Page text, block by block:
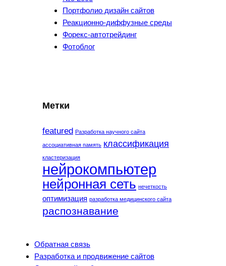
Портфолио дизайн сайтов
Реакционно-диффузные среды
Форекс-автотрейдинг
Фотоблог
Метки
featured Разработка научного сайта
ассоциативная память классификация
кластеризация
нейрокомпьютер
нейронная сеть нечеткость
оптимизация разработка медицинского сайта
распознавание
Обратная связь
Разработка и продвижение сайтов